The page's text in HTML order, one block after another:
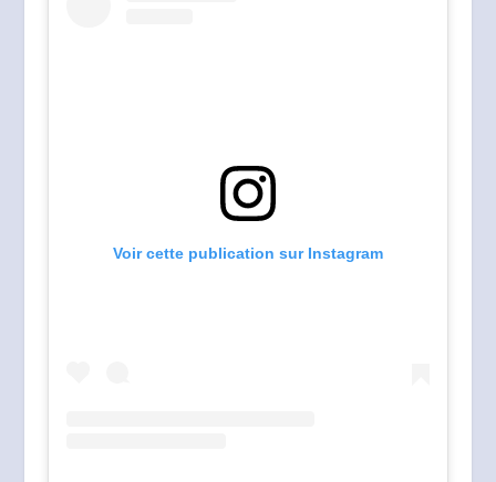
Voir cette publication sur Instagram